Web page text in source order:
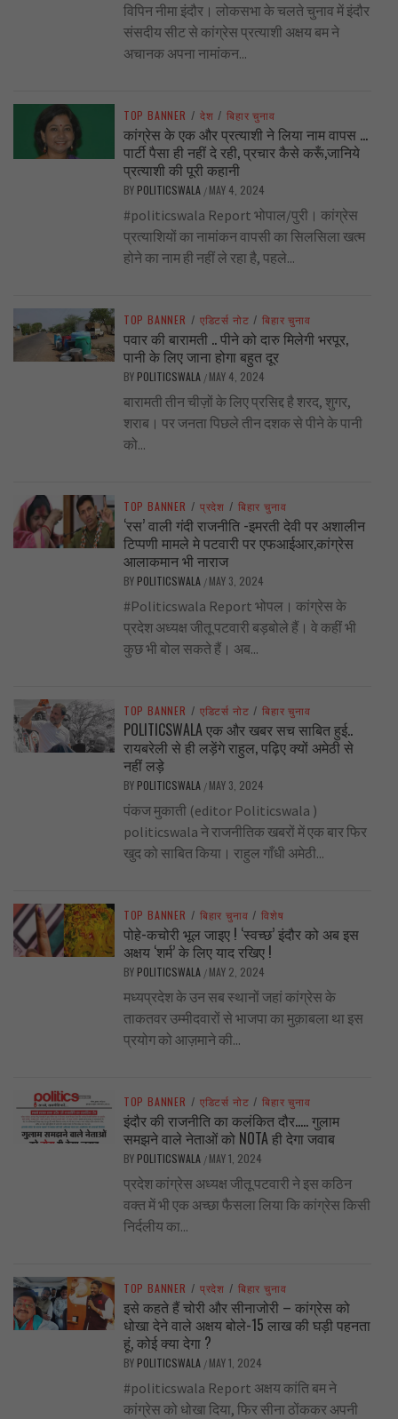
विपिन नीमा इंदौर। लोकसभा के चलते चुनाव में इंदौर
संसदीय सीट से कांग्रेस प्रत्याशी अक्षय बम ने
अचानक अपना नामांकन...
TOP BANNER / देश / बिहार चुनाव
कांग्रेस के एक और प्रत्याशी ने लिया नाम वापस …
पार्टी पैसा ही नहीं दे रही, प्रचार कैसे करूँ,जानिये
प्रत्याशी की पूरी कहानी
BY POLITICSWALA / MAY 4, 2024
#politicswala Report भोपाल/पुरी। कांग्रेस
प्रत्याशियों का नामांकन वापसी का सिलसिला खत्म
होने का नाम ही नहीं ले रहा है, पहले...
TOP BANNER / एडिटर्स नोट / बिहार चुनाव
पवार की बारामती .. पीने को दारु मिलेगी भरपूर,
पानी के लिए जाना होगा बहुत दूर
BY POLITICSWALA / MAY 4, 2024
बारामती तीन चीज़ों के लिए प्रसिद्द है शरद, शुगर,
शराब। पर जनता पिछले तीन दशक से पीने के पानी
को...
TOP BANNER / प्रदेश / बिहार चुनाव
‘रस’ वाली गंदी राजनीति -इमरती देवी पर अशालीन
टिप्पणी मामले मे पटवारी पर एफआईआर,कांग्रेस
आलाकमान भी नाराज
BY POLITICSWALA / MAY 3, 2024
#Politicswala Report भोपल। कांग्रेस के
प्रदेश अध्यक्ष जीतू पटवारी बड़बोले हैं। वे कहीं भी
कुछ भी बोल सकते हैं। अब...
TOP BANNER / एडिटर्स नोट / बिहार चुनाव
POLITICSWALA एक और खबर सच साबित हुई..
रायबरेली से ही लड़ेंगे राहुल, पढ़िए क्यों अमेठी से
नहीं लड़े
BY POLITICSWALA / MAY 3, 2024
पंकज मुकाती (editor Politicswala )
politicswala ने राजनीतिक खबरों में एक बार फिर
खुद को साबित किया। राहुल गाँधी अमेठी...
TOP BANNER / बिहार चुनाव / विशेष
पोहे-कचोरी भूल जाइए ! ‘स्वच्छ’ इंदौर को अब इस
अक्षय ‘शर्म’ के लिए याद रखिए !
BY POLITICSWALA / MAY 2, 2024
मध्यप्रदेश के उन सब स्थानों जहां कांग्रेस के
ताकतवर उम्मीदवारों से भाजपा का मुक़ाबला था इस
प्रयोग को आज़माने की...
TOP BANNER / एडिटर्स नोट / बिहार चुनाव
इंदौर की राजनीति का कलंकित दौर….. गुलाम
समझने वाले नेताओं को NOTA ही देगा जवाब
BY POLITICSWALA / MAY 1, 2024
प्रदेश कांग्रेस अध्यक्ष जीतू पटवारी ने इस कठिन
वक्त में भी एक अच्छा फैसला लिया कि कांग्रेस किसी
निर्दलीय का...
TOP BANNER / प्रदेश / बिहार चुनाव
इसे कहते हैं चोरी और सीनाजोरी – कांग्रेस को
धोखा देने वाले अक्षय बोले-15 लाख की घड़ी पहनता
हूं, कोई क्या देगा ?
BY POLITICSWALA / MAY 1, 2024
#politicswala Report अक्षय कांति बम ने
कांग्रेस को धोखा दिया, फिर सीना ठोंककर अपनी